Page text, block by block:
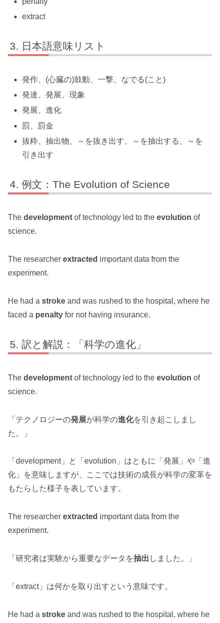
extract
日本語意味リスト
発作、(心臓の)鼓動、一撃、なでる(こと)
発達、発展、現象
発展、進化
罰、罰金
抜粋、抽出物、～を抜き出す、～を抽出する、～を
引き出す
例文：The Evolution of Science
The development of technology led to the evolution of
science.
The researcher extracted important data from the
experiment.
He had a stroke and was rushed to the hospital, where he
faced a penalty for not having insurance.
訳と解説：「科学の進化」
The development of technology led to the evolution of
science.
「テクノロジーの発展が科学の進化を引き起こしまし
た。」
「development」と「evolution」はともに「発展」や「進
化」を意味しますが、ここでは技術の成長が科学の変革を
もたらした様子を表しています。
The researcher extracted important data from the
experiment.
「研究者は実験から重要なデータを抽出 しました。」
「extract」は何かを取り出すという意味です。
He had a stroke and was rushed to the hospital, where he